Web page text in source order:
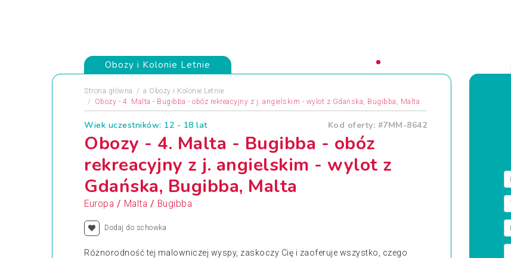
Obozy i Kolonie Letnie
Strona główna a Obozy i Kolonie Letnie
Obozy - 4. Malta - Bugibba - obóz rekreacyjny z j. angielskim - wylot z Gdańska, Bugibba, Malta
Wiek uczestników: 12 - 18 lat Kod oferty: #7MM-8642
Obozy - 4. Malta - Bugibba - obóz
rekreacyjny z j. angielskim - wylot z
Gdańska, Bugibba, Malta
Europa / Malta / Bugibba
Dodaj do schowka
Różnorodność tej malowniczej wyspy, zaskoczy Cię i zaoferuje wszystko, czego